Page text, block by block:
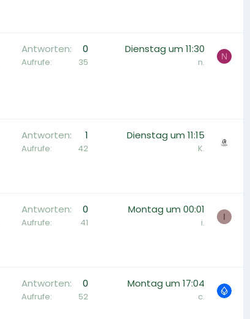
Antworten 0
Aufrufe 35
Dienstag um 11:30
n. N
Antworten 1
Aufrufe 42
Dienstag um 11:15
K.
Antworten 0
Aufrufe 41
Montag um 00:01
i. I
Antworten 0
Aufrufe 52
Montag um 17:04
c.